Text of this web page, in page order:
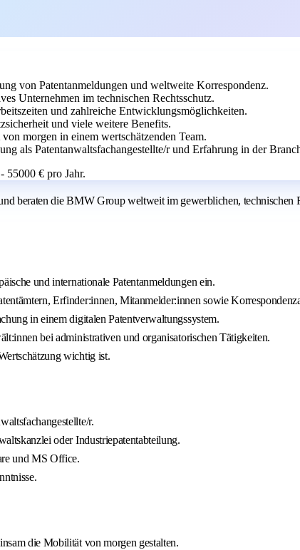
von Patentanmeldungen und weltweite Korrespondenz.
Unternehmen im technischen Rechtsschutz.
und zahlreiche Entwicklungsmöglichkeiten.
und viele weitere Benefits.
morgen in einem wertschätzenden Team.
als Patentanwaltsfachangestellte/r und Erfahrung in der
55000 € pro Jahr.
beraten die BMW Group weltweit im gewerblichen,
und internationale Patentanmeldungen ein.
Erfinder:innen, Mitanmelder:innen sowie
in einem digitalen Patentverwaltungssystem.
bei administrativen und organisatorischen Tätigkeiten.
wichtig ist.
r.
oder Industriepatentabteilung.
und MS Office.
die Mobilität von morgen gestalten.